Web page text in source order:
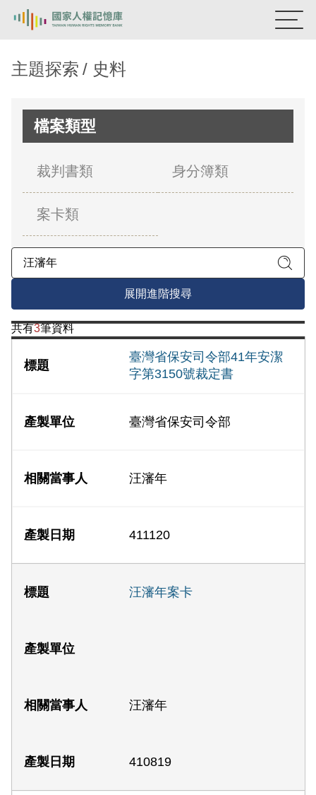
新生訓導處
關於我們
意見信箱
主題探索 史料
檔案類型
裁判書類 身分簿類
案卡類
展開進階搜尋
共有3筆資料
臺灣省保安司令部41年安潔
字第3150號裁定書
臺灣省保安司令部
汪瀋年
411120
汪瀋年案卡
汪瀋年
410819